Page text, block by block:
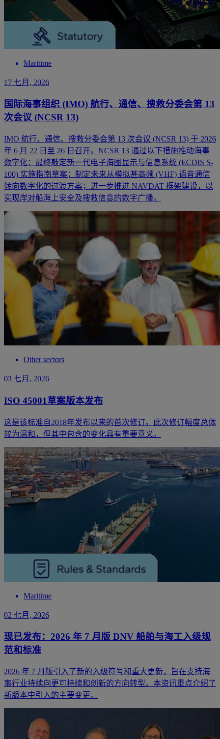
Maritime
17 七月, 2026
国际海事组织 (IMO) 航行、通信、搜救分委会第 13
次会议 (NCSR 13)
IMO 航行、通信、搜救分委会第 13 次会议 (NCSR 13) 于 2026
年 6 月 22 日至 26 日召开。NCSR 13 通过以下措施推动海事
数字化：最终敲定新一代电子海图显示与信息系统 (ECDIS S-
100) 实施指南草案；制定未来从模拟甚高频 (VHF) 语音通信
转向数字化的过渡方案；进一步推进 NAVDAT 框架建设，以
实现岸对船海上安全及搜救信息的数字广播。
Other sectors
03 七月, 2026
ISO 45001草案版本发布
这是该标准自2018年发布以来的首次修订。此次修订幅度总体
较为温和，但其中包含的变化具有重要意义。
Maritime
02 七月, 2026
现已发布：2026 年 7 月版 DNV 船舶与海工入级规
范和标准
2026 年 7 月版引入了新的入级符号和重大更新，旨在支持海
事行业持续向更可持续和创新的方向转型。本资讯重点介绍了
新版本中引入的主要变更。